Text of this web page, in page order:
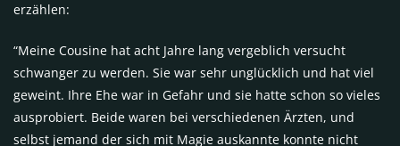
erzählen:
“Meine Cousine hat acht Jahre lang vergeblich versucht
schwanger zu werden. Sie war sehr unglücklich und hat viel
geweint. Ihre Ehe war in Gefahr und sie hatte schon so vieles
ausprobiert. Beide waren bei verschiedenen Ärzten, und
selbst jemand der sich mit Magie auskannte konnte nicht